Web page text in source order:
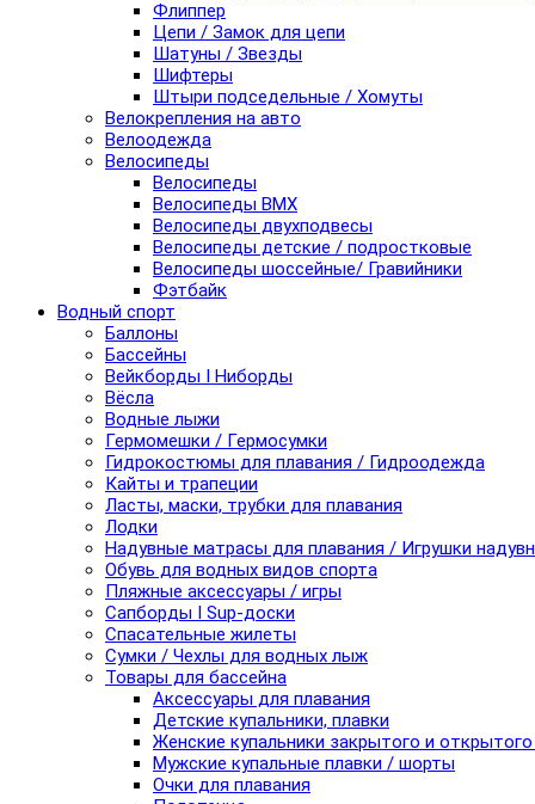
Флиппер
Цепи / Замок для цепи
Шатуны / Звезды
Шифтеры
Штыри подседельные / Хомуты
Велокрепления на авто
Велоодежда
Велосипеды
Велосипеды
Велосипеды BMX
Велосипеды двухподвесы
Велосипеды детские / подростковые
Велосипеды шоссейные/ Гравийники
Фэтбайк
Водный спорт
Баллоны
Бассейны
Вейкборды I Ниборды
Вёсла
Водные лыжи
Гермомешки / Гермосумки
Гидрокостюмы для плавания / Гидроодежда
Кайты и трапеции
Ласты, маски, трубки для плавания
Лодки
Надувные матрасы для плавания / Игрушки
Обувь для водных видов спорта
Пляжные аксессуары / игры
Сапборды I Sup-доски
Спасательные жилеты
Сумки / Чехлы для водных лыж
Товары для бассейна
Аксессуары для плавания
Детские купальники, плавки
Женские купальники закрытого и
Мужские купальные плавки / шорты
Очки для плавания